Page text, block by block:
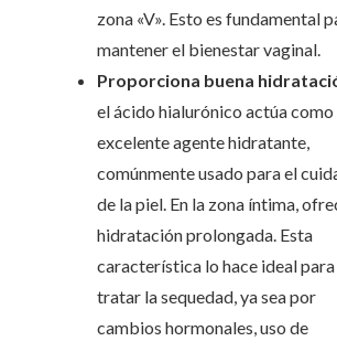
zona «V». Esto es fundamental
mantener el bienestar vaginal.
Proporciona buena
el ácido hialurónico actúa como
excelente agente hidratante,
comúnmente usado para el
de la piel. En la zona íntima,
hidratación prolongada. Esta
característica lo hace ideal para
tratar la sequedad, ya sea por
cambios hormonales, uso de